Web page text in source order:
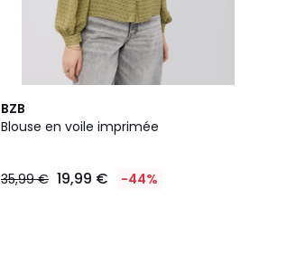
BZB
Blouse en voile imprimée
35,99 € 19,99 € -44%